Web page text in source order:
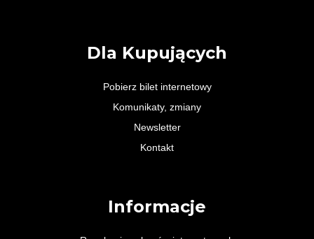
Dla Kupujących
Pobierz bilet internetowy
Komunikaty, zmiany
Newsletter
Kontakt
Informacje